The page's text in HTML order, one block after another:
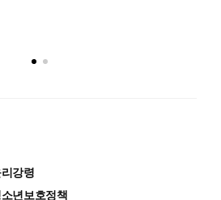
강령
년보호정책